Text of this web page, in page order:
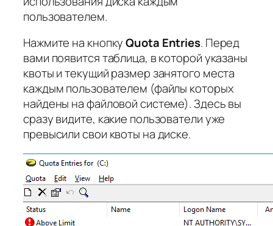
пользователем.
Нажмите на кнопкуQuota Entries. Перед
вами появится таблица, в которой указаны
квоты и текущий размер занятого места
каждым пользователем (файлы которых
найдены на файловой системе). Здесь вы
сразу видите, какие пользователи уже
превысили свои квоты на диске.